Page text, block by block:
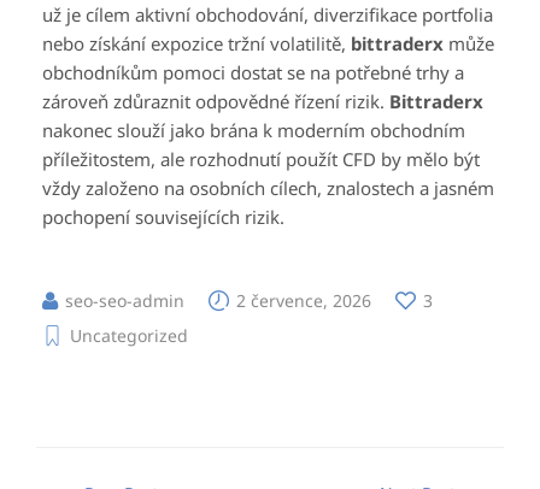
už je cílem aktivní obchodování, diverzifikace portfolia
nebo získání expozice tržní volatilitě, bittraderx může
obchodníkům pomoci dostat se na potřebné trhy a
zároveň zdůraznit odpovědné řízení rizik. Bittraderx
nakonec slouží jako brána k moderním obchodním
příležitostem, ale rozhodnutí použít CFD by mělo být
vždy založeno na osobních cílech, znalostech a jasném
pochopení souvisejících rizik.
seo-seo-admin 2 července, 2026
3
Uncategorized